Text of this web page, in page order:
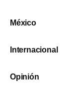
México
Internacional
Opinión